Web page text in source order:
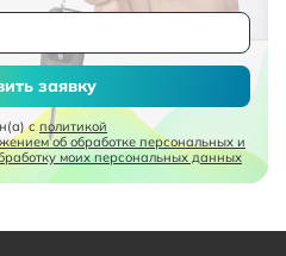
сполитикой
об обработке персональных и
моих персональных данных
заявку